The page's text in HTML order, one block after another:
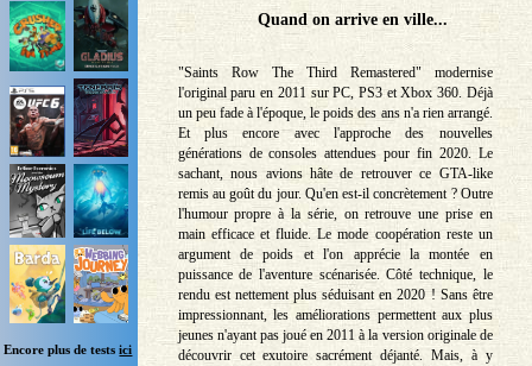
Encore plus de testsici
Quand on arrive en ville...
"Saints Row The Third Remastered" modernise
l'original paru en 2011 sur PC, PS3 et Xbox 360. Déjà
un peu fade à l'époque, le poids des ans n'a rien arrangé.
Et plus encore avec l'approche des nouvelles
générations de consoles attendues pour fin 2020. Le
sachant, nous avions hâte de retrouver ce GTA-like
remis au goût du jour. Qu'en est-il concrètement ? Outre
l'humour propre à la série, on retrouve une prise en
main efficace et fluide. Le mode coopération reste un
argument de poids et l'on apprécie la montée en
puissance de l'aventure scénarisée. Côté technique, le
rendu est nettement plus séduisant en 2020 ! Sans être
impressionnant, les améliorations permettent aux plus
jeunes n'ayant pas joué en 2011 à la version originale de
découvrir cet exutoire sacrément déjanté. Mais, à y